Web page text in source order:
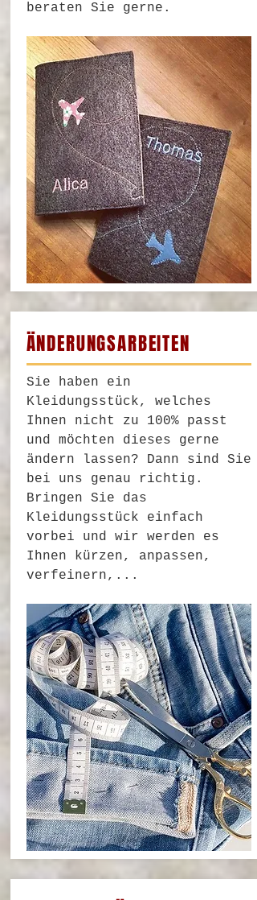
beraten Sie gerne.
ÄNDERUNGSARBEITEN
Sie haben ein
Kleidungsstück, welches
Ihnen nicht zu 100% passt
und möchten dieses gerne
ändern lassen? Dann sind Sie
bei uns genau richtig.
Bringen Sie das
Kleidungsstück einfach
vorbei und wir werden es
Ihnen kürzen, anpassen,
verfeinern,...